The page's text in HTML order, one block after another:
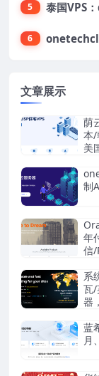
5
6
文章展示
荫
本/
美
制
年
信/
系
瓦/
器
蓝
月